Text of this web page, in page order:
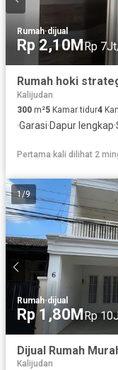
Rumah·dijual
Rp 2,10MRp
Rumah hoki
Kalijudan
300 m²5 Kamar tidur4
·Garasi·Dapur lengkap·
Pertama kali dilihat 2
1/9
Rumah·dijual
Rp 1,80MRp
Kalijudan